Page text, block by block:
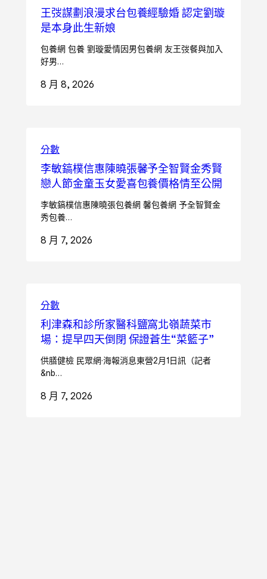
王弢謀劃浪漫求台包養經驗婚 認定劉璇
是本身此生新娘
包養網 包養 劉璇愛情因男包養網 友王弢餐與加入
好男…
8 月 8, 2026
分數
李敏鎬樸信惠陳曉張馨予全智賢金秀賢
戀人節金童玉女愛喜包養價格情至公開
李敏鎬樸信惠陳曉張包養網 馨包養網 予全智賢金
秀包養…
8 月 7, 2026
分數
利津森和診所家醫科鹽窩北嶺蔬菜市
場：提早四天倒閉 保證蒼生“菜籃子”
供膳健檢 民眾網·海報消息東營2月1日訊（記者
&nb…
8 月 7, 2026